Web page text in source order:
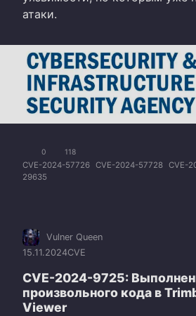
атаки.
0 118
CVE-2024-57726 CVE-2024-57728 CVE-
29635
Vulner Queen
15.11.2024CVE
CVE-2024-9725:
произвольного кода в
Viewer